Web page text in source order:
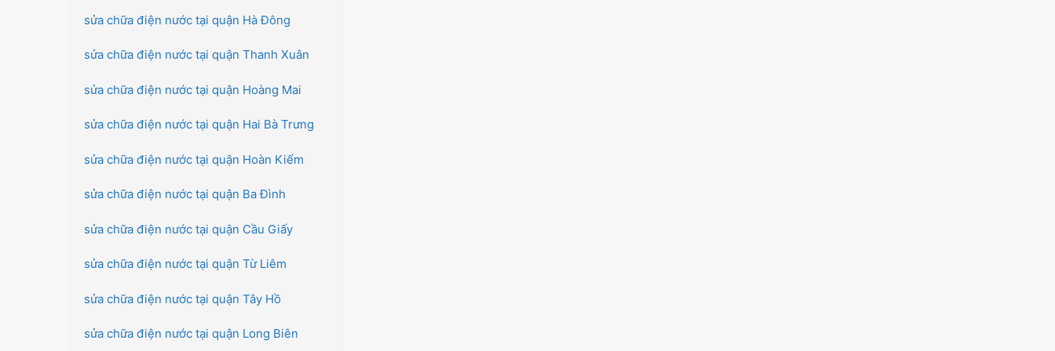
sửa chữa điện nước tại quận Hà Đông
sửa chữa điện nước tại quận Thanh Xuân
sửa chữa điện nước tại quận Hoàng Mai
sửa chữa điện nước tại quận Hai Bà Trưng
sửa chữa điện nước tại quận Hoàn Kiếm
sửa chữa điện nước tại quận Ba Đình
sửa chữa điện nước tại quận Cầu Giấy
sửa chữa điện nước tại quận Từ Liêm
sửa chữa điện nước tại quận Tây Hồ
sửa chữa điện nước tại quận Long Biên